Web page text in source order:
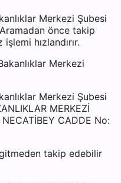
Merkezi Şubesi
önce takip
işlemi hızlandırır.
Merkezi
Merkezi Şubesi
MERKEZİ
CADDE No:
takip edebilir